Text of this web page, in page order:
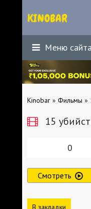
Меню сайта
Kinobar » Фильмы »
15
0
Смотреть
В закладки